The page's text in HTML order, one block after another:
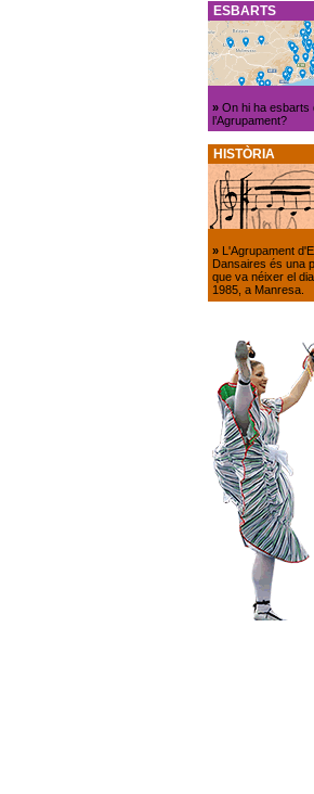
ESBARTS
»On hi ha esbarts
l’Agrupament?
HISTÒRIA
» L'Agrupament
Dansaires és una
que va néixer el
1985, a Manresa.